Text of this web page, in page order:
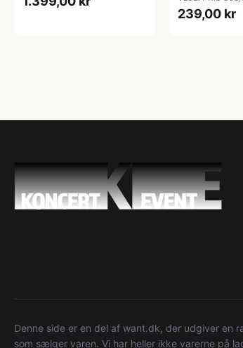
239,00 kr
Denne side er en del af want.dk, der udgiver en
som sælger varen. Vi har heller ikke varerne på